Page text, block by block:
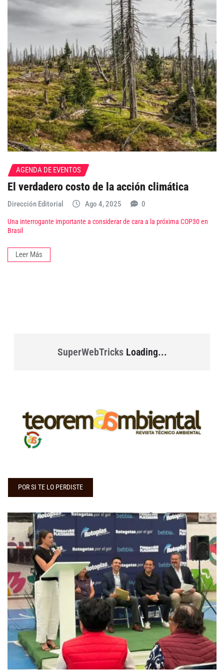
AGENDA DE EVENTOS
El verdadero costo de la acción climática
Dirección Editorial Ago 4, 2025 0
Una interrogante importante a considerar de cara a la próxima COP30 en
Brasil
Leer Más
SuperWebTricksLoading...
POR SI TE LO PERDISTE